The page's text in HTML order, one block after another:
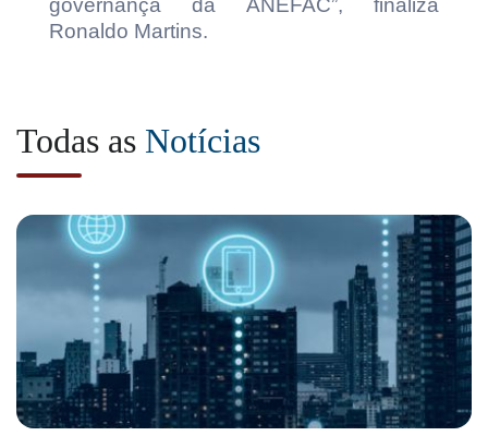
governança da ANEFAC”, finaliza
Ronaldo Martins.
Todas as Notícias